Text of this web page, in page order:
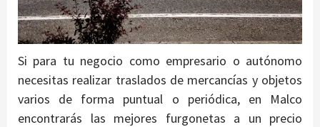
Si para tu negocio como empresario o autónomo
necesitas realizar traslados de mercancías y objetos
varios de forma puntual o periódica, en Malco
encontrarás las mejores furgonetas a un precio